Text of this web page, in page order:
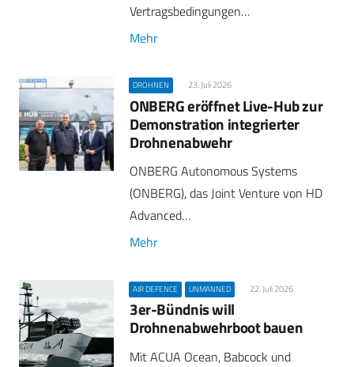
Vertragsbedingungen…
Mehr
DROHNEN 23. Juli 2026
ONBERG eröffnet Live-Hub zur
Demonstration integrierter
Drohnenabwehr
ONBERG Autonomous Systems
(ONBERG), das Joint Venture von HD
Advanced…
Mehr
AIR DEFENCE UNMANNED 22. Juli 2026
3er-Bündnis will
Drohnenabwehrboot bauen
Mit ACUA Ocean, Babcock und